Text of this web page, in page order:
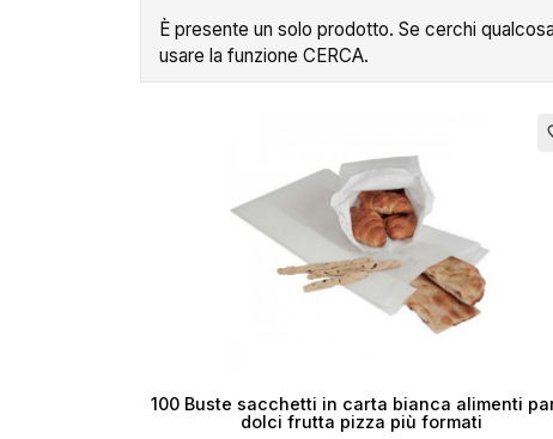
È presente un solo prodotto. Se cerchi
usare la funzione CERCA.
100 Buste sacchetti in carta bianca alimenti
dolci frutta pizza più formati